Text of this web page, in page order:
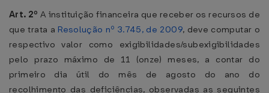
Art. 2º A instituição financeira que receber os recursos de
que trata a Resolução nº 3.745, de 2009, deve computar o
respectivo valor como exigibilidades/subexigibilidades
pelo prazo máximo de 11 (onze) meses, a contar do
primeiro dia útil do mês de agosto do ano do
recolhimento das deficiências, observadas as seguintes